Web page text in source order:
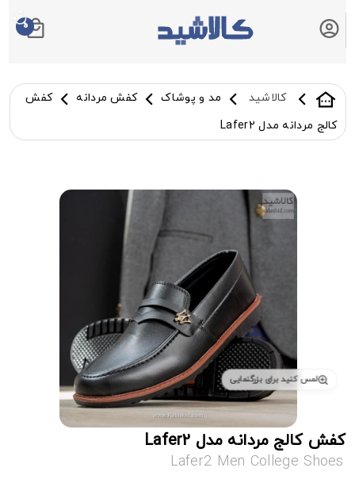
0
کالاشید مد و پوشاک کفش مردانه
کفش
کالج مردانه مدل Lafer2
لمس کنید برای بزرگنمایی
کفش کالج مردانه مدل Lafer2
Lafer2 Men College Shoes